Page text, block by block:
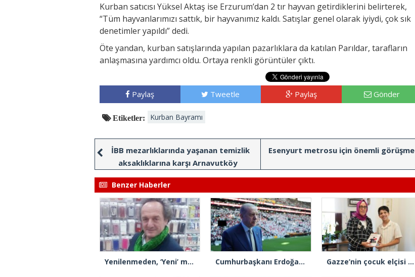
Kurban satıcısı Yüksel Aktaş ise Erzurum’dan 2 tır hayvan getirdiklerini belirterek,
“Tüm hayvanlarımızı sattık, bir hayvanımız kaldı. Satışlar genel olarak iyiydi, çok sık
denetimler yapıldı” dedi.
Öte yandan, kurban satışlarında yapılan pazarlıklara da katılan Parıldar, tarafların
anlaşmasına yardımcı oldu. Ortaya renkli görüntüler çıktı.
Paylaş Tweetle Paylaş Gönder
Etiketler: Kurban Bayramı
İBB mezarlıklarında yaşanan temizlik
aksaklıklarına karşı Arnavutköy
Belediyesi seferber oldu
Esenyurt metrosu için önemli görüşme
Benzer Haberler
Yenilenmeden, ‘Yeni’ mümkün mü? Cumhurbaşkanı Erdoğan: “Gençlerimizin en iyi şekilde yetişmeniz için tüm gücümüzle çalışıyoruz” Gazze’nin çocuk elçisi Ramadan Abu Jazar, AK Parti İstanbul İl Başkanlığını ziyaret etti